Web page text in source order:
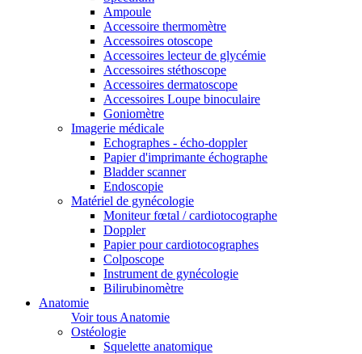
Ampoule
Accessoire thermomètre
Accessoires otoscope
Accessoires lecteur de glycémie
Accessoires stéthoscope
Accessoires dermatoscope
Accessoires Loupe binoculaire
Goniomètre
Imagerie médicale
Echographes - écho-doppler
Papier d'imprimante échographe
Bladder scanner
Endoscopie
Matériel de gynécologie
Moniteur fœtal / cardiotocographe
Doppler
Papier pour cardiotocographes
Colposcope
Instrument de gynécologie
Bilirubinomètre
Anatomie
Voir tous Anatomie
Ostéologie
Squelette anatomique